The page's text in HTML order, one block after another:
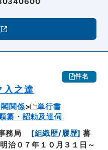
件名
入之達
関係
単行書
纂・詔勅及達伺
務局 [組織歴/履歴] 蕃
明治０７年１０月３１日～